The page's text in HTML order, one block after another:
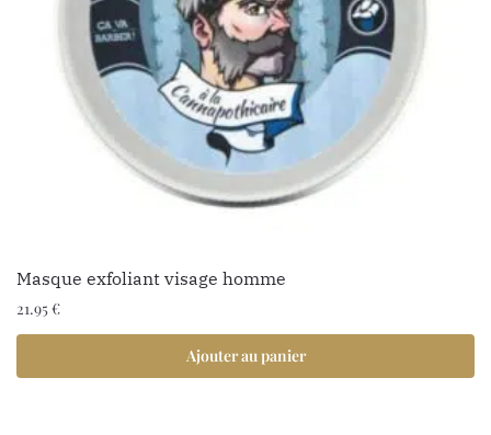
1 avis
Masque exfoliant visage homme
21.95€
Ajouter au panier